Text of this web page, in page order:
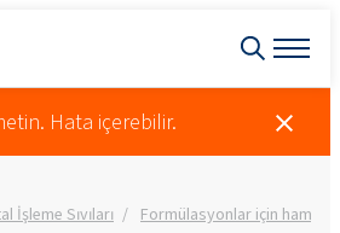
Hata içerebilir.
İşleme Sıvıları Formülasyonlar için